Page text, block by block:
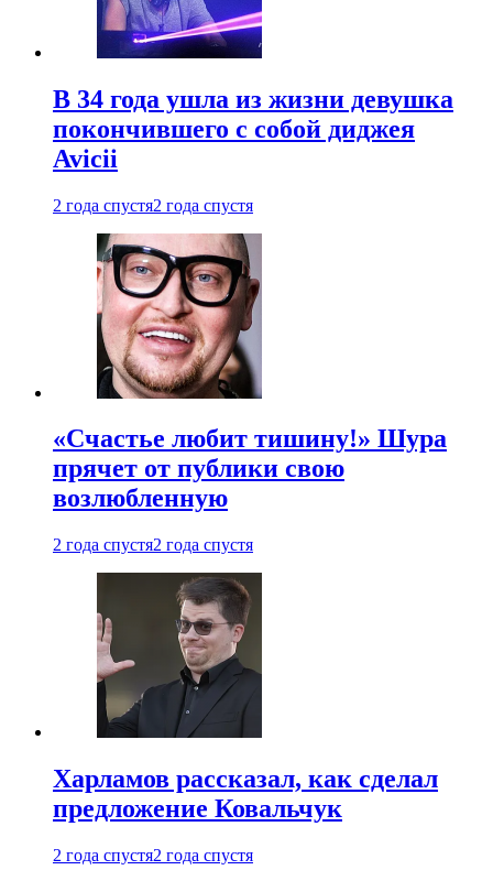
В 34 года ушла из жизни девушка
покончившего с собой диджея
Avicii
2 года спустя2 года спустя
«Счастье любит тишину!» Шура
прячет от публики свою
возлюбленную
2 года спустя2 года спустя
Харламов рассказал, как сделал
предложение Ковальчук
2 года спустя2 года спустя